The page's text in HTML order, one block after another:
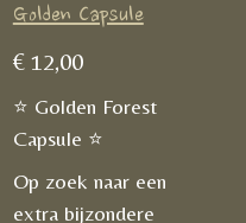
Golden Capsule
€ 12,00
⭐ Golden Forest
Capsule ⭐
Op zoek naar een
extra bijzondere